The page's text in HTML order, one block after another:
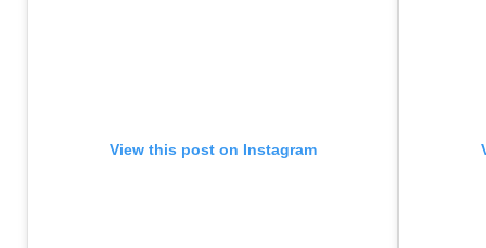
View this post on Instagram